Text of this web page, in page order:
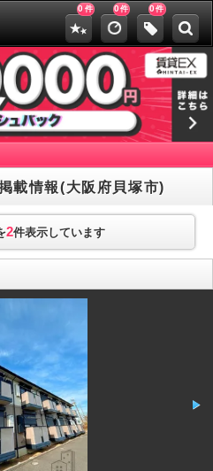
0 件 0件 0件
載情報(大阪府貝塚市)
2件表示しています